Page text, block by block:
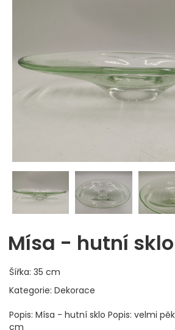
Mísa - hutní sklo
Šířka: 35 cm
Kategorie: Dekorace
Popis: Mísa - hutní sklo Popis: velmi
cm